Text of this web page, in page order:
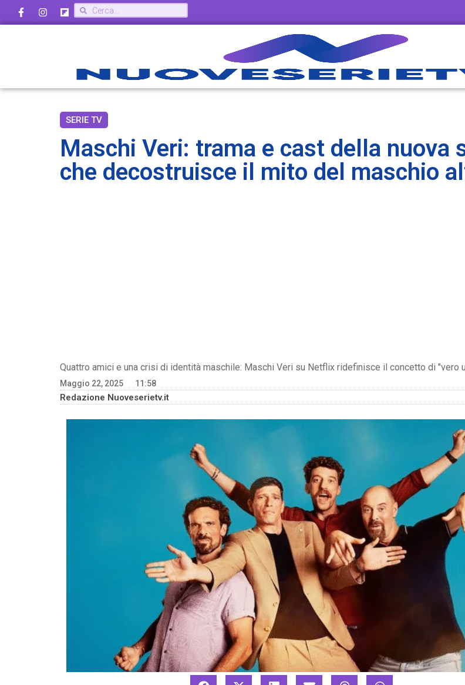
SERIE TV
Maschi Veri: trama e cast della nuova
che decostruisce il mito del maschio
Quattro amici e una crisi di identità maschile: Maschi Veri su Netflix ridefinisce il concetto di "vero
Maggio 22, 2025 11:58
Redazione Nuoveserietv.it